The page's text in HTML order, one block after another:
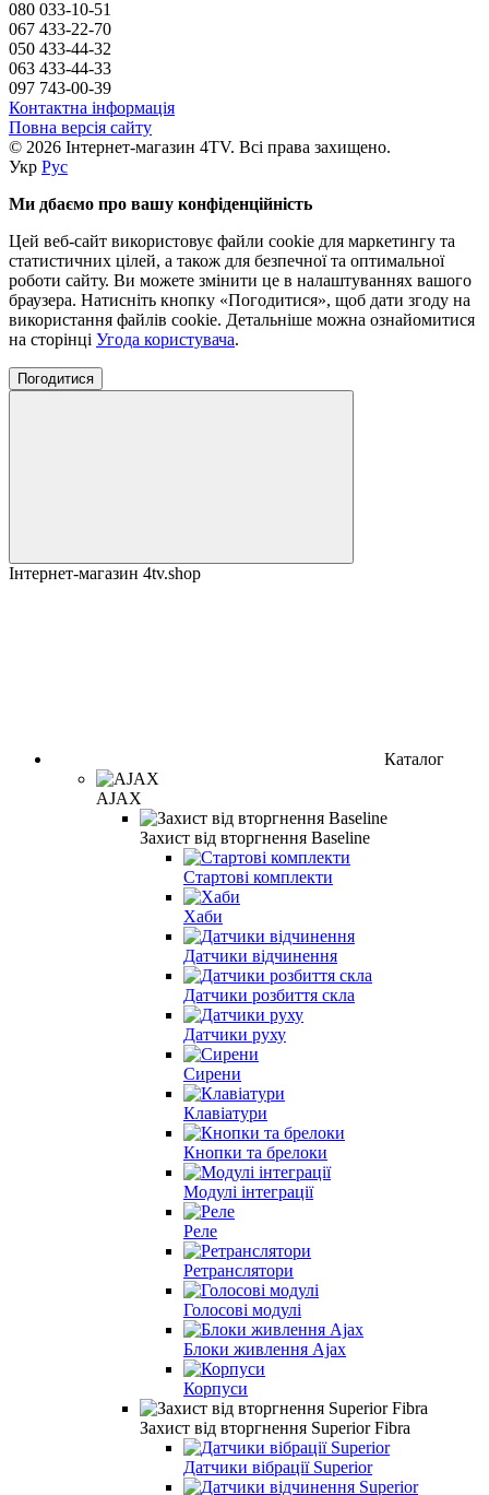
080 033-10-51
067 433-22-70
050 433-44-32
063 433-44-33
097 743-00-39
Контактна інформація
Повна версія сайту
© 2026 Інтернет-магазин 4TV. Всі права захищено.
Укр Рус
Ми дбаємо про вашу конфіденційність
Цей веб-сайт використовує файли cookie для маркетингу та
статистичних цілей, а також для безпечної та оптимальної
роботи сайту. Ви можете змінити це в налаштуваннях вашого
браузера. Натисніть кнопку «Погодитися», щоб дати згоду на
використання файлів cookie. Детальніше можна ознайомитися
на сторінці Угода користувача.
Погодитися
Інтернет-магазин 4tv.shop
Каталог
AJAX
Захист від вторгнення Baseline
Стартові комплекти
Хаби
Датчики відчинення
Датчики розбиття скла
Датчики руху
Сирени
Клавіатури
Кнопки та брелоки
Модулі інтеграції
Реле
Ретранслятори
Голосові модулі
Блоки живлення Ajax
Корпуси
Захист від вторгнення Superior Fibra
Датчики вібрації Superior